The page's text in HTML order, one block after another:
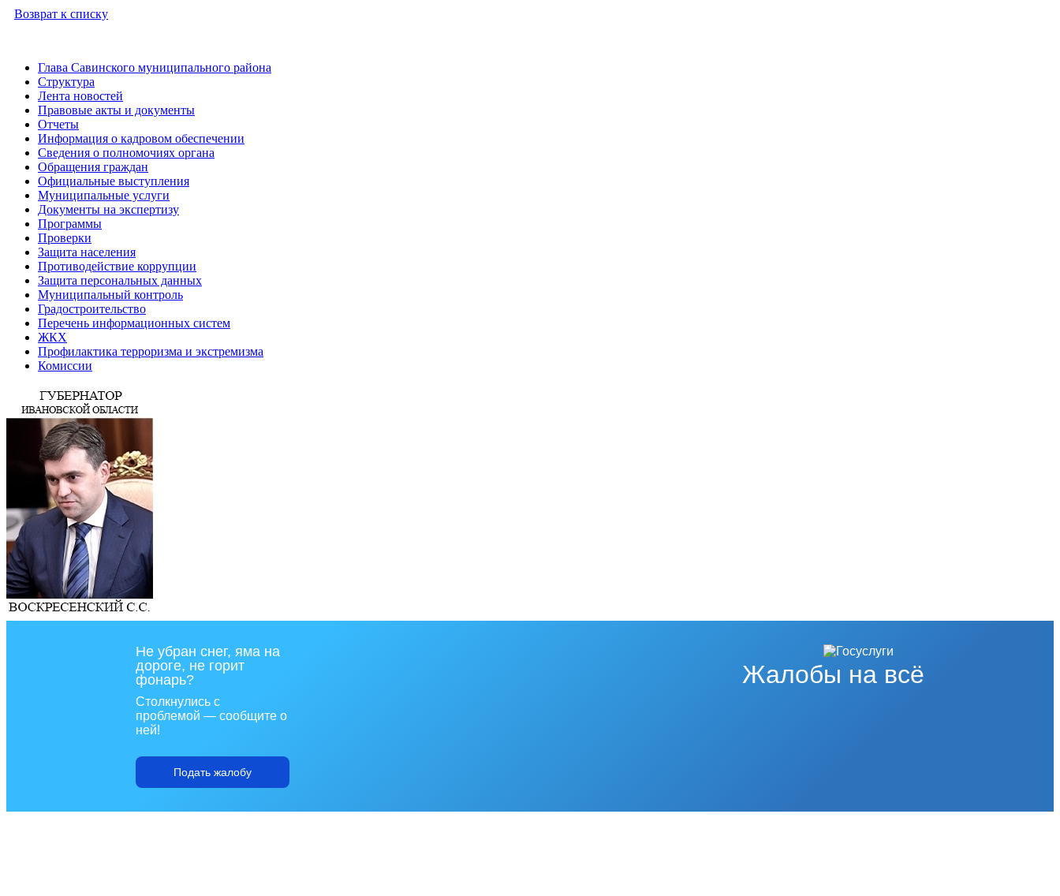
Возврат к списку
Глава Савинского муниципального района
Структура
Лента новостей
Правовые акты и документы
Отчеты
Информация о кадровом обеспечении
Сведения о полномочиях органа
Обращения граждан
Официальные выступления
Муниципальные услуги
Документы на экспертизу
Программы
Проверки
Защита населения
Противодействие коррупции
Защита персональных данных
Муниципальный контроль
Градостроительство
Перечень информационных систем
ЖКХ
Профилактика терроризма и экстремизма
Комиссии
Жалобы на всё
Не убран снег, яма на
дороге, не горит
фонарь?
Столкнулись с
проблемой — сообщите о
ней!
Подать жалобу